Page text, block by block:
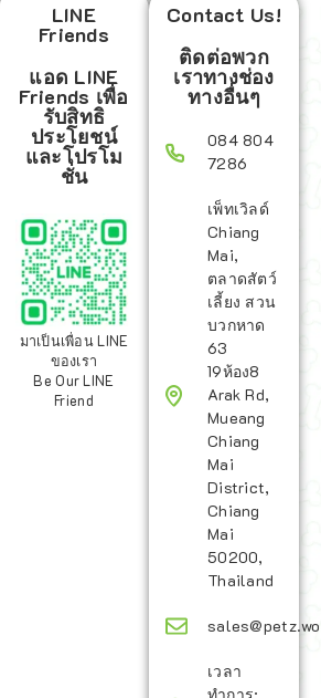
LINE
Friends
แอด LINE
Friends เพื่อ
รับสิทธิ
ประโยชน์
และโปรโม
ชั่น
มาเป็นเพื่อน LINE
ของเรา
Be Our LINE
Friend
Contact Us!
ติดต่อพวก
เราทางช่อง
ทางอื่นๆ
084 804
7286
เพ็ทเวิลด์
Chiang
Mai,
ตลาดสัตว์
เลี้ยง สวน
บวกหาด
63
19ห้อง8
Arak Rd,
Mueang
Chiang
Mai
District,
Chiang
Mai
50200,
Thailand
เวลา